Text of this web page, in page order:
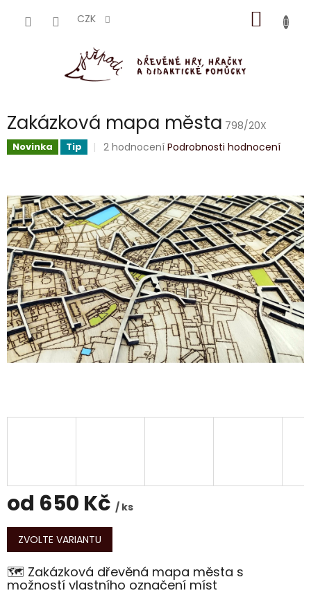
CZK
KOŠÍK
Zakázková mapa města 798/20X
Novinka Tip
Průměrné
5,0
z
5
hvězdiček.
2 hodnocení Podrobnosti hodnocení
od 650 Kč / ks
Měrná
cena:
ZVOLTE VARIANTU
🗺️ Zakázková dřevěná mapa města s
možností vlastního označení míst